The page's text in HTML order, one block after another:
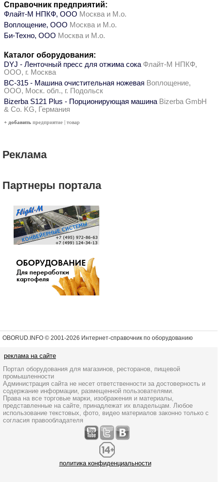
Справочник предприятий:
Флайт-М НПКФ, ООО Москва и М.о.
Воплощение, ООО Москва и М.о.
Би-Техно, ООО Москва и М.о.
Каталог оборудования:
DYJ - Ленточный пресс для отжима сока Флайт-М НПКФ,
ООО, г. Москва
ВС-315 - Машина очистительная ножевая Воплощение,
ООО, Моск. обл., г. Подольск
Bizerba S121 Plus - Порционирующая машина Bizerba GmbH
& Co. KG, Германия
+ добавить предприятие | товар
Реклама
Партнеры портала
OBORUD.INFO © 2001-2026 Интернет-справочник по оборудованию
реклама на сайте
Портал оборудования для магазинов, ресторанов, пищевой
промышленности
Администрация сайта не несет ответственности за достоверность и
содержание информации, размещенной пользователями.
Права на все торговые марки, изображения и материалы,
представленные на сайте, принадлежат их владельцам. Любое
использование текстовых, фото, видео материалов законно только с
согласия правообладателя
политика конфиденциальности